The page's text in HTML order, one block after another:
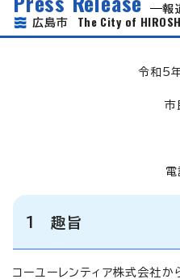
報
広島市 The City of
令和5
市
1 趣旨
コーユーレンティア株式会社